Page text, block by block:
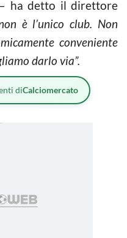
– ha detto il direttore
è l’unico club. Non
conveniente
darlo via”.
diCalciomercato